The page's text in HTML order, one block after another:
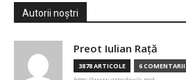
Autorii noștri
Preot Iulian Raţă
3878 ARTICOLE 6 COMENTARII